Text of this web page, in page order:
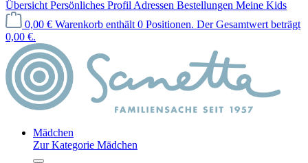
Übersicht Persönliches Profil Adressen Bestellungen Meine Kids
0,00 € Warenkorb enthält 0 Positionen. Der Gesamtwert beträgt
0,00 €.
Mädchen
Zur Kategorie Mädchen